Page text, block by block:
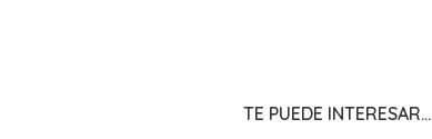
TE PUEDE INTERESAR…